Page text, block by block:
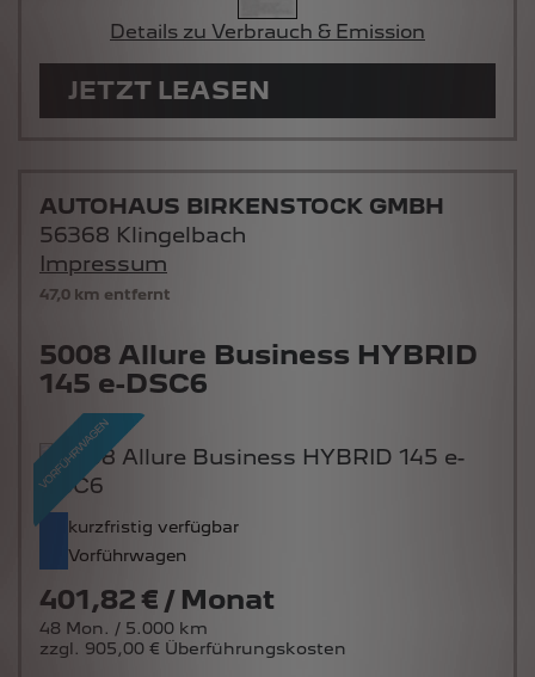
Details zu Verbrauch & Emission
JETZT LEASEN
47,0 km entfernt
5008 Allure Business HYBRID
145 e-DSC6
kurzfristig verfügbar
Vorführwagen
401,82 € / Monat
48 Mon. / 5.000 km
zzgl. 905,00 € Überführungskosten
AUTOHAUS BIRKENSTOCK GMBH
56368 Klingelbach
Impressum